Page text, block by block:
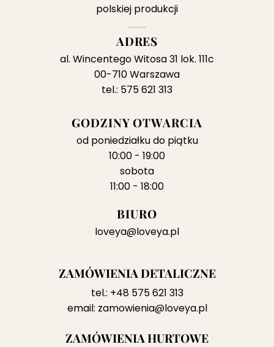
ADRES
al. Wincentego Witosa 31 lok. 111c
00-710 Warszawa
tel.: 575 621 313
GODZINY OTWARCIA
od poniedziałku do piątku
10:00 - 19:00
sobota
11:00 - 18:00
BIURO
loveya@loveya.pl
ZAMÓWIENIA DETALICZNE
tel.: +48 575 621 313
email: zamowienia@loveya.pl
ZAMÓWIENIA HURTOWE